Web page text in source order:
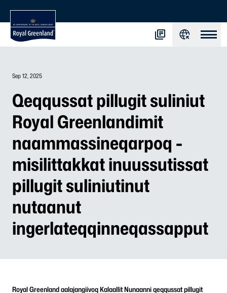
Sep 12, 2025
Qeqqussat pillugit suliniut
Royal Greenlandimit
naammassineqarpoq -
misilittakkat inuussutissat
pillugit suliniutinut
nutaanut
ingerlateqqinneqassapput
Royal Greenland aalajangiivoq Kalaallit Nunaanni qeqqussat pillugit